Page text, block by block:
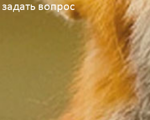
задать вопрос